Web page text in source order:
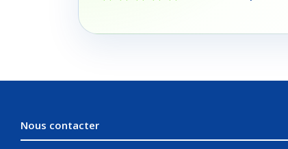
Nous contacter